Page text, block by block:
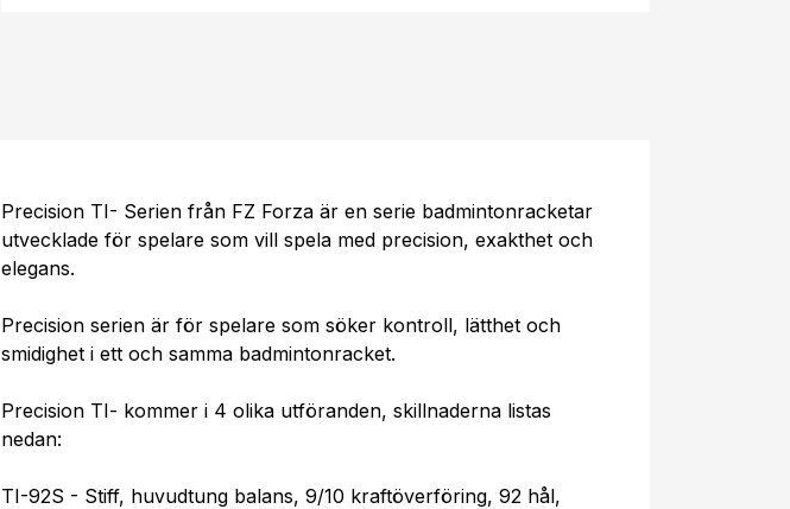
Precision TI- Serien från FZ Forza är en serie badmintonracketar
utvecklade för spelare som vill spela med precision, exakthet och
elegans.
Precision serien är för spelare som söker kontroll, lätthet och
smidighet i ett och samma badmintonracket.
Precision TI- kommer i 4 olika utföranden, skillnaderna listas
nedan:
TI-92S - Stiff, huvudtung balans, 9/10 kraftöverföring, 92 hål,